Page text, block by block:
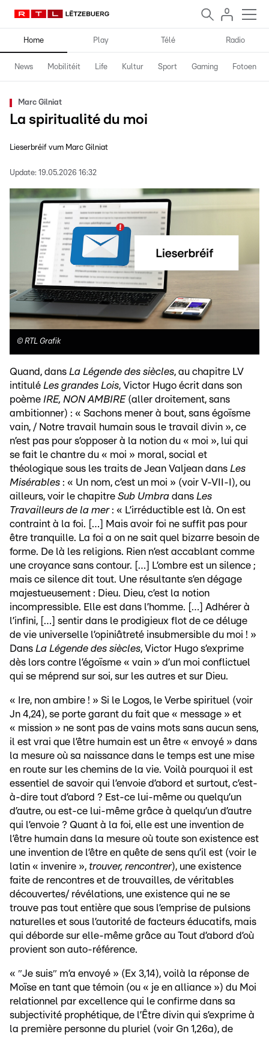
Home Play Télé Radio
News Mobilitéit Life Kultur Sport Gaming Fotoen
Marc Gilniat
La spiritualité du moi
Lieserbréif vum Marc Gilniat
Update: 19.05.2026 16:32
© RTL Grafik
Quand, dans La Légende des siècles, au chapitre LV
intitulé Les grandes Lois, Victor Hugo écrit dans son
poème IRE, NON AMBIRE(aller droitement, sans
ambitionner) : « Sachons mener à bout, sans égoïsme
vain, / Notre travail humain sous le travail divin », ce
n’est pas pour s’opposer à la notion du « moi », lui qui
se fait le chantre du « moi » moral, social et
théologique sous les traits de Jean Valjean dans Les
Misérables : « Un nom, c’est un moi » (voir V-VII-I), ou
ailleurs, voir le chapitre Sub Umbra dans Les
Travailleurs de la mer: « L’irréductible est là. On est
contraint à la foi. […] Mais avoir foi ne suffit pas pour
être tranquille. La foi a on ne sait quel bizarre besoin de
forme. De là les religions. Rien n’est accablant comme
une croyance sans contour. […] L’ombre est un silence ;
mais ce silence dit tout. Une résultante s’en dégage
majestueusement : Dieu. Dieu, c’est la notion
incompressible. Elle est dans l’homme. […] Adhérer à
l’infini, […] sentir dans le prodigieux flot de ce déluge
de vie universelle l’opiniâtreté insubmersible du moi ! »
Dans La Légende des siècles, Victor Hugo s’exprime
dès lors contre l’égoïsme « vain » d’un moi conflictuel
qui se méprend sur soi, sur les autres et sur Dieu.
« Ire, non ambire ! » Si le Logos, le Verbe spirituel (voir
Jn 4,24), se porte garant du fait que « message » et
« mission » ne sont pas de vains mots sans aucun sens,
il est vrai que l’être humain est un être « envoyé » dans
la mesure où sa naissance dans le temps est une mise
en route sur les chemins de la vie. Voilà pourquoi il est
essentiel de savoir qui l’envoie d’abord et surtout, c’est-
à-dire tout d’abord ? Est-ce lui-même ou quelqu’un
d’autre, ou est-ce lui-même grâce à quelqu’un d’autre
qui l’envoie ? Quant à la foi, elle est une invention de
l’être humain dans la mesure où toute son existence est
une invention de l’être en quête de sens qu’il est (voir le
latin « invenire », trouver, rencontrer), une existence
faite de rencontres et de trouvailles, de véritables
découvertes/ révélations, une existence qui ne se
trouve pas tout entière que sous l’emprise de pulsions
naturelles et sous l’autorité de facteurs éducatifs, mais
qui déborde sur elle-même grâce au Tout d’abord d’où
provient son auto-référence.
« ″Je suis″ m’a envoyé » (Ex 3,14), voilà la réponse de
Moïse en tant que témoin (ou « je en alliance ») du Moi
relationnel par excellence qui le confirme dans sa
subjectivité prophétique, de l’Être divin qui s’exprime à
la première personne du pluriel (voir Gn 1,26a), de